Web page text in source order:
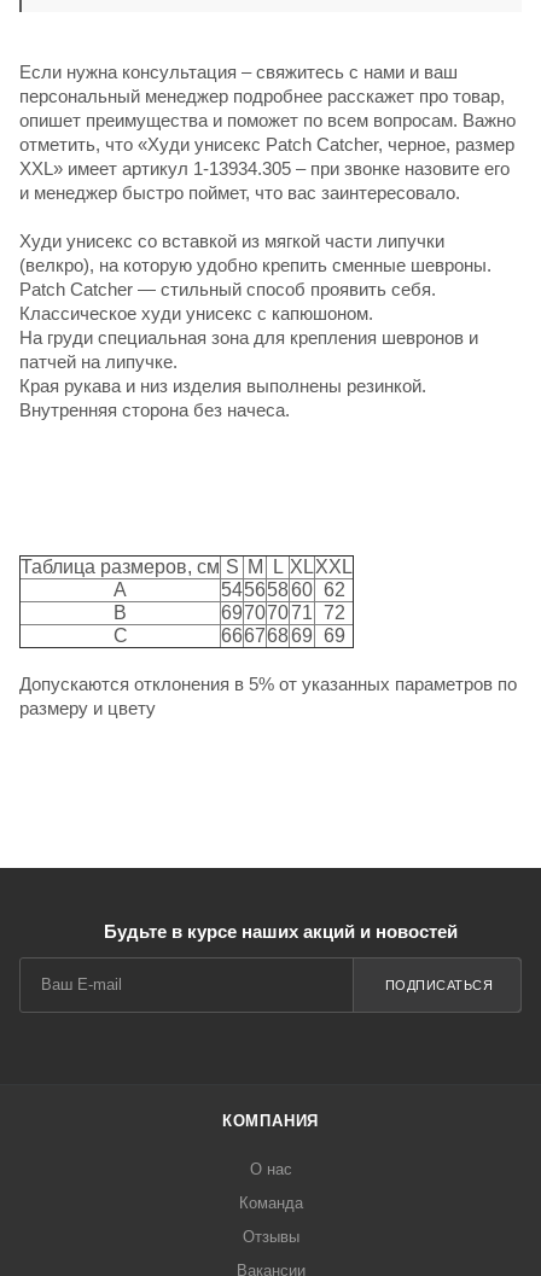
Если нужна консультация – свяжитесь с нами и ваш
персональный менеджер подробнее расскажет про товар,
опишет преимущества и поможет по всем вопросам. Важно
отметить, что «Худи унисекс Patch Catcher, черное, размер
XXL» имеет артикул 1-13934.305 – при звонке назовите его
и менеджер быстро поймет, что вас заинтересовало.
Худи унисекс со вставкой из мягкой части липучки
(велкро), на которую удобно крепить сменные шевроны.
Patch Catcher — стильный способ проявить себя.
Классическое худи унисекс с капюшоном.
На груди специальная зона для крепления шевронов и
патчей на липучке.
Края рукава и низ изделия выполнены резинкой.
Внутренняя сторона без начеса.
Таблица размеров, см S M L XLXXL
A
54565860 62
B
69707071 72
C
66676869 69
Допускаются отклонения в 5% от указанных параметров по
размеру и цвету
Будьте в курсе наших акций и новостей
ПОДПИСАТЬСЯ
КОМПАНИЯ
О нас
Команда
Отзывы
Вакансии